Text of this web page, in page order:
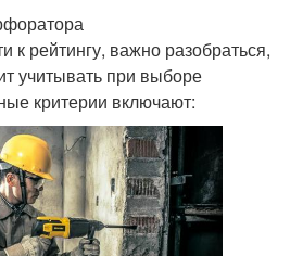
к рейтингу, важно разобраться,
учитывать при выборе
критерии включают: